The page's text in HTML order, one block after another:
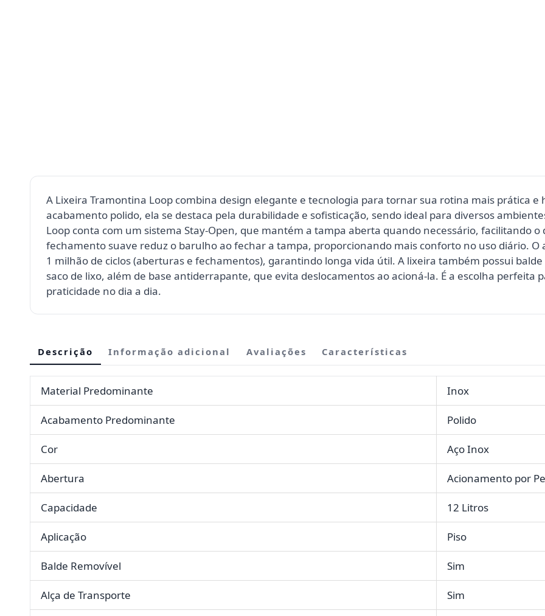
A Lixeira Tramontina Loop combina design elegante e tecnologia para tornar sua rotina mais prática e
acabamento polido, ela se destaca pela durabilidade e sofisticação, sendo ideal para diversos
Loop conta com um sistema Stay-Open, que mantém a tampa aberta quando necessário, facilitando o
fechamento suave reduz o barulho ao fechar a tampa, proporcionando mais conforto no uso diário.
1 milhão de ciclos (aberturas e fechamentos), garantindo longa vida útil. A lixeira também possui
saco de lixo, além de base antiderrapante, que evita deslocamentos ao acioná-la. É a escolha perfeita
praticidade no dia a dia.
Descrição Informação adicional Avaliações Características
Material Predominante Inox
Acabamento Predominante Polido
Cor Aço Inox
Abertura Acionamento por
Capacidade 12 Litros
Aplicação Piso
Balde Removível Sim
Alça de Transporte Sim